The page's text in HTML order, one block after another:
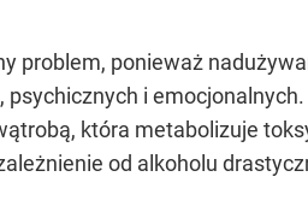
problem, ponieważ
i
która metabolizuje
od alkoholu